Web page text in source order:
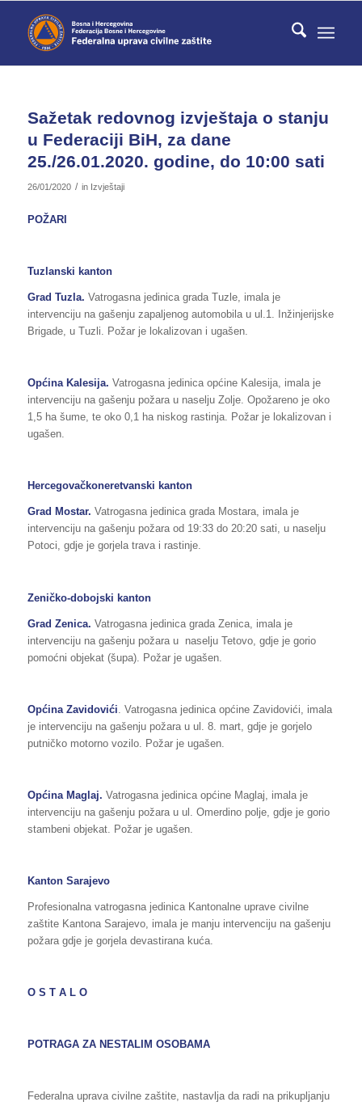
Sažetak redovnog izvještaja o stanju
u Federaciji BiH, za dane
25./26.01.2020. godine, do 10:00 sati
26/01/2020 / in Izvještaji
POŽARI
Tuzlanski kanton
Grad Tuzla. Vatrogasna jedinica grada Tuzle, imala je
intervenciju na gašenju zapaljenog automobila u ul.1. Inžinjerijske
Brigade, u Tuzli. Požar je lokalizovan i ugašen.
Općina Kalesija. Vatrogasna jedinica općine Kalesija, imala je
intervenciju na gašenju požara u naselju Zolje. Opožareno je oko
1,5 ha šume, te oko 0,1 ha niskog rastinja. Požar je lokalizovan i
ugašen.
Hercegovačkoneretvanski kanton
Grad Mostar. Vatrogasna jedinica grada Mostara, imala je
intervenciju na gašenju požara od 19:33 do 20:20 sati, u naselju
Potoci, gdje je gorjela trava i rastinje.
Zeničko-dobojski kanton
Grad Zenica. Vatrogasna jedinica grada Zenica, imala je
intervenciju na gašenju požara u naselju Tetovo, gdje je gorio
pomoćni objekat (šupa). Požar je ugašen.
Općina Zavidovići . Vatrogasna jedinica općine Zavidovići, imala
je intervenciju na gašenju požara u ul. 8. mart, gdje je gorjelo
putničko motorno vozilo. Požar je ugašen.
Općina Maglaj. Vatrogasna jedinica općine Maglaj, imala je
intervenciju na gašenju požara u ul. Omerdino polje, gdje je gorio
stambeni objekat. Požar je ugašen.
Kanton Sarajevo
Profesionalna vatrogasna jedinica Kantonalne uprave civilne
zaštite Kantona Sarajevo, imala je manju intervenciju na gašenju
požara gdje je gorjela devastirana kuća.
O S T A L O
POTRAGA ZA NESTALIM OSOBAMA
Federalna uprava civilne zaštite, nastavlja da radi na prikupljanju